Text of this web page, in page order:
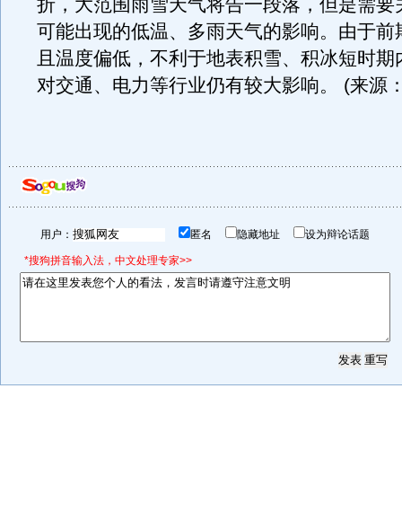
折，大范围雨雪天气将告一段落，但是需要
可能出现的低温、多雨天气的影响。由于前
且温度偏低，不利于地表积雪、积冰短时期
对交通、电力等行业仍有较大影响。 (来源
用户： 匿名 隐藏地址 设为辩论话题
*搜狗拼音输入法，中文处理专家>>